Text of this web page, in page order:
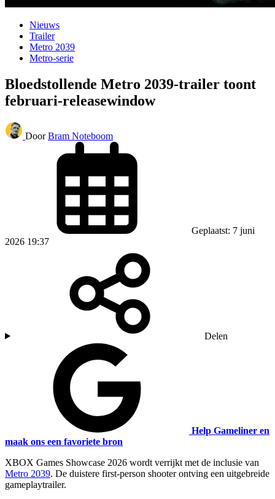
Nieuws
Trailer
Metro 2039
Metro-serie
Bloedstollende Metro 2039-trailer toont
februari-releasewindow
Door Bram Noteboom
Geplaatst: 7 juni
2026 19:37
Delen
Help Gameliner en
maak ons een favoriete bron
XBOX Games Showcase 2026 wordt verrijkt met de inclusie van
Metro 2039. De duistere first-person shooter ontving een uitgebreide
gameplaytrailer.